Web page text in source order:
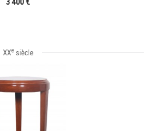
XXesiècle